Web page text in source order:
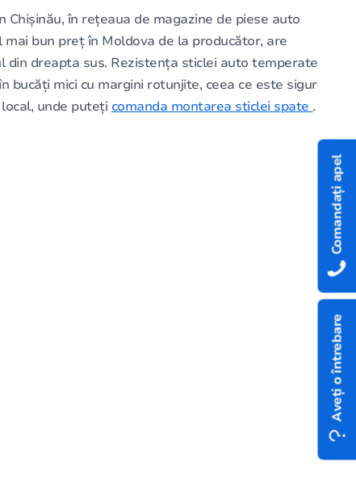
Chișinău, în rețeaua de magazine de piese auto
bun preț în Moldova de la producător, are
dreapta sus. Rezistența sticlei auto temperate
bucăți mici cu margini rotunjite, ceea ce este sigur
unde puteți comanda montarea sticlei spate .
Aveți o întrebare
Comandați apel